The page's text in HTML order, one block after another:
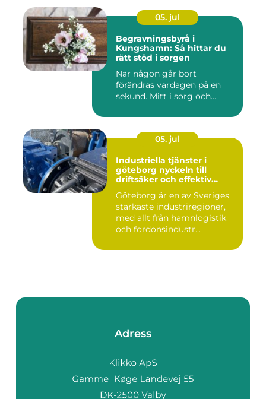
05. jul
Begravningsbyrå i
Kungshamn: Så hittar du
rätt stöd i sorgen
När någon går bort
förändras vardagen på en
sekund. Mitt i sorg och...
05. jul
Industriella tjänster i
göteborg nyckeln till
driftsäker och effektiv
Göteborg är en av Sveriges
starkaste industriregioner,
med allt från hamnlogistik
och fordonsindustr...
Adress